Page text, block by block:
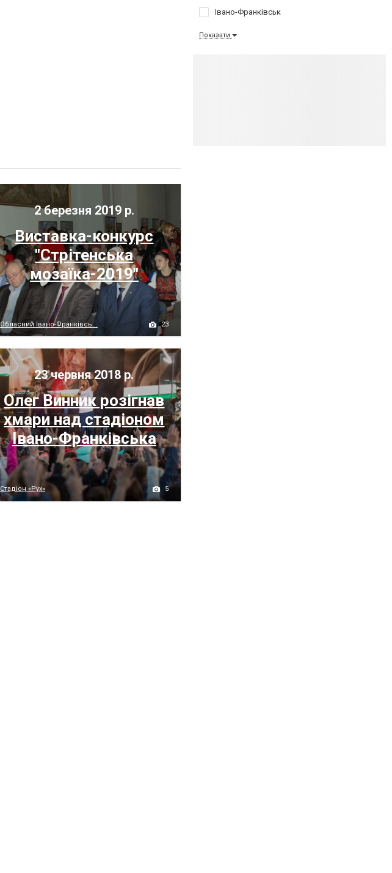
Івано-Франківськ
Показати
2 березня 2019 р.
Виставка-конкурс
"Стрітенська
мозаїка-2019"
Обласний Івано-Франківсь... 23
23 червня 2018 р.
Олег Винник розігнав
хмари над стадіоном
Івано-Франківська
Стадіон «Рух» 5